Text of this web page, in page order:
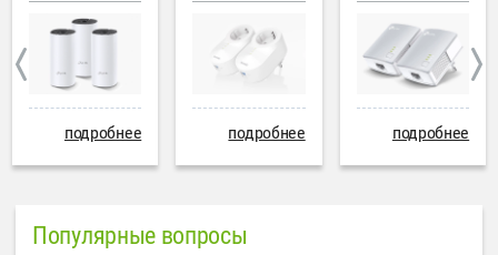
подробнее подробнее подробнее
Популярные вопросы